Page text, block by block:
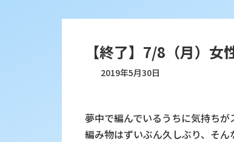
【終了】7/8（月）女
2019年5月30日
夢中で編んでいるうちに気持ち
編み物はずいぶん久しぶり、そん